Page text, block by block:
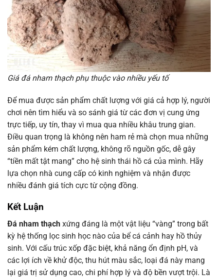
Giá đá nham thạch phụ thuộc vào nhiều yếu tố
Để mua được sản phẩm chất lượng với giá cả hợp lý, người
chơi nên tìm hiểu và so sánh giá từ các đơn vị cung ứng
trực tiếp, uy tín, thay vì mua qua nhiều khâu trung gian.
Điều quan trọng là không nên ham rẻ mà chọn mua những
sản phẩm kém chất lượng, không rõ nguồn gốc, dễ gây
“tiền mất tật mang” cho hệ sinh thái hồ cá của mình. Hãy
lựa chọn nhà cung cấp có kinh nghiệm và nhận được
nhiều đánh giá tích cực từ cộng đồng.
Kết Luận
Đá nham thạch xứng đáng là một vật liệu “vàng” trong bất
kỳ hệ thống lọc sinh học nào của bể cá cảnh hay hồ thủy
sinh. Với cấu trúc xốp đặc biệt, khả năng ổn định pH, và
các lợi ích về khử độc, thu hút màu sắc, loại đá này mang
lại giá trị sử dụng cao, chi phí hợp lý và độ bền vượt trội. Là